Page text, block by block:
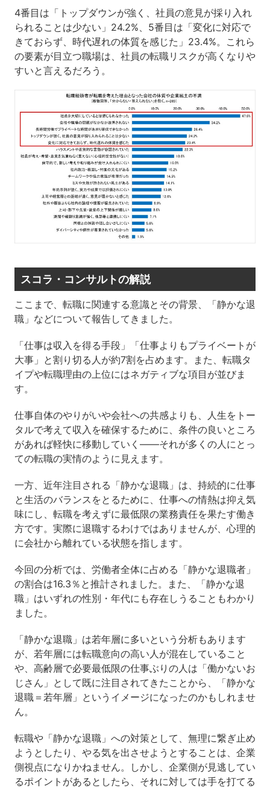
4番目は「トップダウンが強く、社員の意見が採り入れ
られることは少ない」24.2%、5番目は「変化に対応で
きておらず、時代遅れの体質を感じた」23.4%。これら
の要素が目立つ職場は、社員の転職リスクが高くなりや
すいと言えるだろう。
スコラ・コンサルトの解説
ここまで、転職に関連する意識とその背景、「静かな退
職」などについて報告してきました。
「仕事は収入を得る手段」「仕事よりもプライベートが
大事」と割り切る人が約7割を占めます。また、転職タ
イプや転職理由の上位にはネガティブな項目が並びま
す。
仕事自体のやりがいや会社への共感よりも、人生をトー
タルで考えて収入を確保するために、条件の良いところ
があれば軽快に移動していく――それが多くの人にとっ
ての転職の実情のように見えます。
一方、近年注目される「静かな退職」は、持続的に仕事
と生活のバランスをとるために、仕事への情熱は抑え気
味にし、転職を考えずに最低限の業務責任を果たす働き
方です。実際に退職するわけではありませんが、心理的
に会社から離れている状態を指します。
今回の分析では、労働者全体に占める「静かな退職者」
の割合は16.3％と推計されました。また、「静かな退
職」はいずれの性別・年代にも存在しうることもわかり
ました。
「静かな退職」は若年層に多いという分析もあります
が、若年層には転職意向の高い人が混在していること
や、高齢層で必要最低限の仕事ぶりの人は「働かないお
じさん」として既に注目されてきたことから、「静かな
退職＝若年層」というイメージになったのかもしれませ
ん。
転職や「静かな退職」への対策として、無理に繋ぎ止め
ようとしたり、やる気を出させようとすることは、企業
側視点になりかねません。しかし、企業側が見逃してい
るポイントがあるとしたら、それに対しては手を打てる